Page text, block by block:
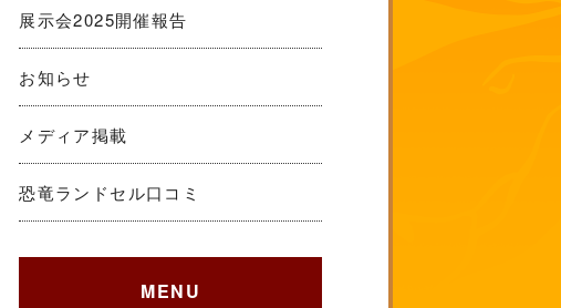
展示会2025開催報告
お知らせ
メディア掲載
恐竜ランドセル口コミ
MENU